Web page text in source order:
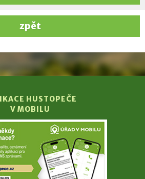
zpět
HUSTOPEČE
V MOBILU